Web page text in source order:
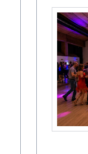
Kunstmuseum
Diesen